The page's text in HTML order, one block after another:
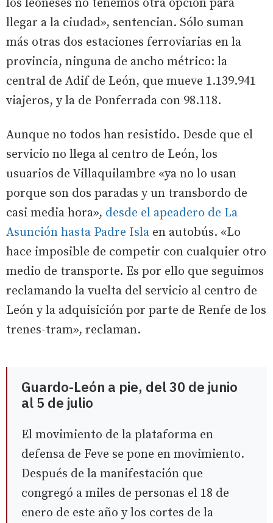
los leoneses no tenemos otra opción para
llegar a la ciudad», sentencian. Sólo suman
más otras dos estaciones ferroviarias en la
provincia, ninguna de ancho métrico: la
central de Adif de León, que mueve 1.139.941
viajeros, y la de Ponferrada con 98.118.
Aunque no todos han resistido. Desde que el
servicio no llega al centro de León, los
usuarios de Villaquilambre «ya no lo usan
porque son dos paradas y un transbordo de
casi media hora», desde el apeadero de La
Asunción hasta Padre Isla en autobús. «Lo
hace imposible de competir con cualquier otro
medio de transporte. Es por ello que seguimos
reclamando la vuelta del servicio al centro de
León y la adquisición por parte de Renfe de los
trenes-tram», reclaman.
Guardo-León a pie, del 30 de junio
al 5 de julio
El movimiento de la plataforma en
defensa de Feve se pone en movimiento.
Después de la manifestación que
congregó a miles de personas el 18 de
enero de este año y los cortes de la